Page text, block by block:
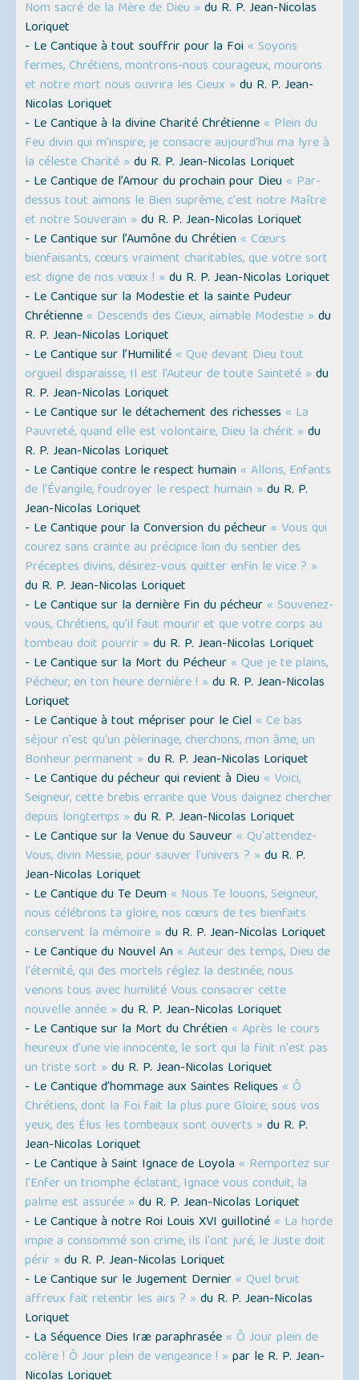
Nom sacré de la Mère de Dieu » du R. P. Jean-Nicolas
Loriquet
- Le Cantique à tout souffrir pour la Foi « Soyons
fermes, Chrétiens, montrons-nous courageux, mourons
et notre mort nous ouvrira les Cieux » du R. P. Jean-
Nicolas Loriquet
- Le Cantique à la divine Charité Chrétienne « Plein du
Feu divin qui m'inspire, je consacre aujourd'hui ma lyre à
la céleste Charité » du R. P. Jean-Nicolas Loriquet
- Le Cantique de l’Amour du prochain pour Dieu « Par-
dessus tout aimons le Bien suprême, c'est notre Maître
et notre Souverain » du R. P. Jean-Nicolas Loriquet
- Le Cantique sur l’Aumône du Chrétien « Cœurs
bienfaisants, cœurs vraiment charitables, que votre sort
est digne de nos vœux ! » du R. P. Jean-Nicolas Loriquet
- Le Cantique sur la Modestie et la sainte Pudeur
Chrétienne « Descends des Cieux, aimable Modestie » du
R. P. Jean-Nicolas Loriquet
- Le Cantique sur l’Humilité « Que devant Dieu tout
orgueil disparaisse, Il est l'Auteur de toute Sainteté » du
R. P. Jean-Nicolas Loriquet
- Le Cantique sur le détachement des richesses « La
Pauvreté, quand elle est volontaire, Dieu la chérit » du
R. P. Jean-Nicolas Loriquet
- Le Cantique contre le respect humain « Allons, Enfants
de l'Évangile, foudroyer le respect humain » du R. P.
Jean-Nicolas Loriquet
- Le Cantique pour la Conversion du pécheur « Vous qui
courez sans crainte au précipice loin du sentier des
Préceptes divins, désirez-vous quitter enfin le vice ? »
du R. P. Jean-Nicolas Loriquet
- Le Cantique sur la dernière Fin du pécheur « Souvenez-
vous, Chrétiens, qu'il faut mourir et que votre corps au
tombeau doit pourrir » du R. P. Jean-Nicolas Loriquet
- Le Cantique sur la Mort du Pécheur « Que je te plains,
Pécheur, en ton heure dernière ! » du R. P. Jean-Nicolas
Loriquet
- Le Cantique à tout mépriser pour le Ciel « Ce bas
séjour n'est qu'un pèlerinage, cherchons, mon âme, un
Bonheur permanent » du R. P. Jean-Nicolas Loriquet
- Le Cantique du pécheur qui revient à Dieu « Voici,
Seigneur, cette brebis errante que Vous daignez chercher
depuis longtemps » du R. P. Jean-Nicolas Loriquet
- Le Cantique sur la Venue du Sauveur « Qu'attendez-
Vous, divin Messie, pour sauver l'univers ? » du R. P.
Jean-Nicolas Loriquet
- Le Cantique du Te Deum « Nous Te louons, Seigneur,
nous célébrons ta gloire, nos cœurs de tes bienfaits
conservent la mémoire » du R. P. Jean-Nicolas Loriquet
- Le Cantique du Nouvel An « Auteur des temps, Dieu de
l'éternité, qui des mortels réglez la destinée, nous
venons tous avec humilité Vous consacrer cette
nouvelle année » du R. P. Jean-Nicolas Loriquet
- Le Cantique sur la Mort du Chrétien « Après le cours
heureux d'une vie innocente, le sort qui la finit n'est pas
un triste sort » du R. P. Jean-Nicolas Loriquet
- Le Cantique d’hommage aux Saintes Reliques « Ô
Chrétiens, dont la Foi fait la plus pure Gloire, sous vos
yeux, des Élus les tombeaux sont ouverts » du R. P.
Jean-Nicolas Loriquet
- Le Cantique à Saint Ignace de Loyola « Remportez sur
l'Enfer un triomphe éclatant, Ignace vous conduit, la
palme est assurée » du R. P. Jean-Nicolas Loriquet
- Le Cantique à notre Roi Louis XVI guillotiné « La horde
impie a consommé son crime, ils l'ont juré, le Juste doit
périr » du R. P. Jean-Nicolas Loriquet
- Le Cantique sur le Jugement Dernier « Quel bruit
affreux fait retentir les airs ? » du R. P. Jean-Nicolas
Loriquet
- La Séquence Dies Iræ paraphrasée « Ô Jour plein de
colère ! Ô Jour plein de vengeance ! » par le R. P. Jean-